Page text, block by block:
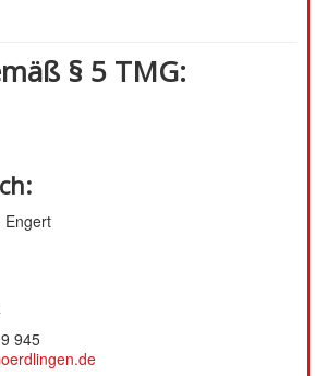
§ 5 TMG:
Engert
945